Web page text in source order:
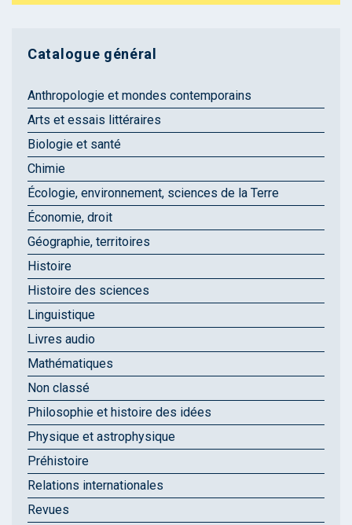
Catalogue général
Anthropologie et mondes contemporains
Arts et essais littéraires
Biologie et santé
Chimie
Écologie, environnement, sciences de la Terre
Économie, droit
Géographie, territoires
Histoire
Histoire des sciences
Linguistique
Livres audio
Mathématiques
Non classé
Philosophie et histoire des idées
Physique et astrophysique
Préhistoire
Relations internationales
Revues